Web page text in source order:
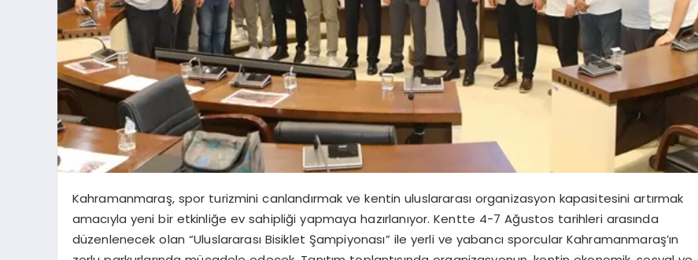
Kahramanmaraş, spor turizmini canlandırmak ve kentin uluslararası organizasyon kapasitesini artırmak
amacıyla yeni bir etkinliğe ev sahipliği yapmaya hazırlanıyor. Kentte 4-7 Ağustos tarihleri arasında
düzenlenecek olan “Uluslararası Bisiklet Şampiyonası” ile yerli ve yabancı sporcular Kahramanmaraş’ın